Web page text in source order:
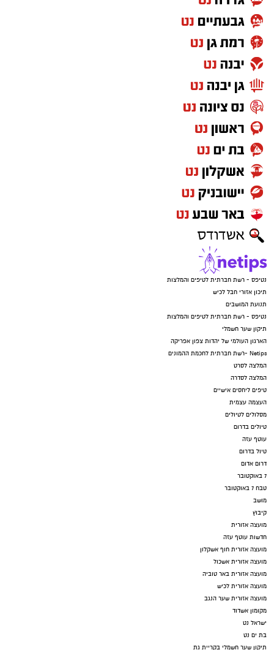
נטיפס - רשת חברתית לטיפים והמלצות
תיכון אזורי חבל לכיש
תנועת המושבים
נטיפס - רשת חברתית לטיפים והמלצות
תיקון שער חשמלי
הארגון העולמי של יהדות צפון אפריקה
Netips -רשת חברתית לחכמת ההמונים
המלצה לסרט
המלצה לסדרה
טיפים ליחסים אישיים
העצמה עצמית
מסלולים לטיולים
טיולים בדרום
עוטף עזה
טיול בדרום
דרום אדום
7 באוקטובר
טבח 7 באוקטובר
מושב
קיבוץ
מועצה אזורית
חדשות עוטף עזה
מועצה אזורית חוף אשקלון
מועצה אזורית אשכול
מועצה אזורית באר טוביה
מועצה אזורית לכיש
מועצה אזורית שער הנגב
מקומון אשדוד
ישראל נט
בת ים נט
תיקון שער חשמלי בקריית גת